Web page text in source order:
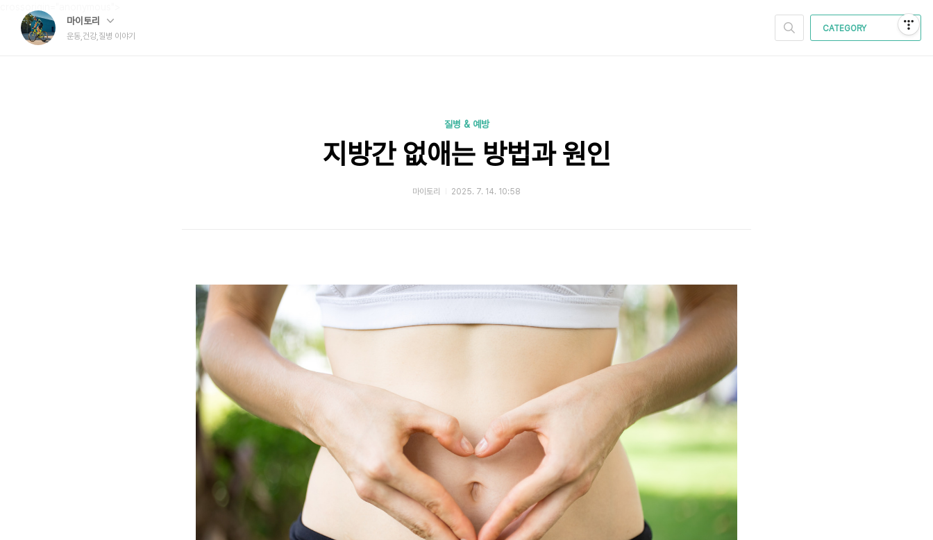
마이토리
운동,건강,질병 이야기
CATEGORY
질병 & 예방
지방간 없애는 방법과 원인
마이토리 2025. 7. 14. 10:58